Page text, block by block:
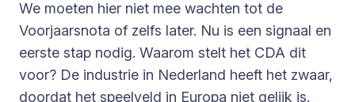
We moeten hier niet mee wachten tot de
Voorjaarsnota of zelfs later. Nu is een signaal en
eerste stap nodig. Waarom stelt het CDA dit
voor? De industrie in Nederland heeft het zwaar,
doordat het speelveld in Europa niet gelijk is.